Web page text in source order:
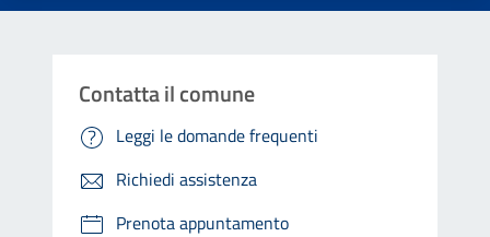
Contatta il comune
Leggi le domande frequenti
Richiedi assistenza
Prenota appuntamento